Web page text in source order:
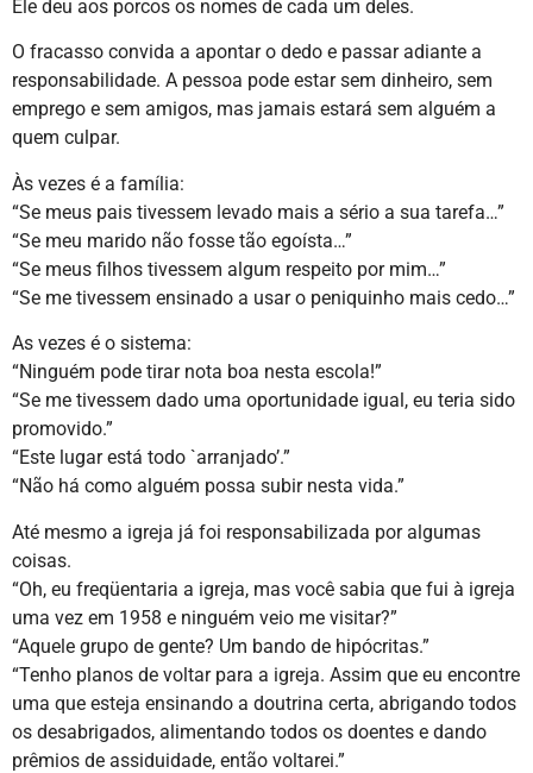
Ele deu aos porcos os nomes de cada um deles.
O fracasso convida a apontar o dedo e passar adiante a
responsabilidade. A pessoa pode estar sem dinheiro, sem
emprego e sem amigos, mas jamais estará sem alguém a
quem culpar.
Às vezes é a família:
“Se meus pais tivessem levado mais a sério a sua tarefa…”
“Se meu marido não fosse tão egoísta…”
“Se meus filhos tivessem algum respeito por mim…”
“Se me tivessem ensinado a usar o peniquinho mais cedo…”
As vezes é o sistema:
“Ninguém pode tirar nota boa nesta escola!”
“Se me tivessem dado uma oportunidade igual, eu teria sido
promovido.”
“Este lugar está todo `arranjado’.”
“Não há como alguém possa subir nesta vida.”
Até mesmo a igreja já foi responsabilizada por algumas
coisas.
“Oh, eu freqüentaria a igreja, mas você sabia que fui à igreja
uma vez em 1958 e ninguém veio me visitar?”
“Aquele grupo de gente? Um bando de hipócritas.”
“Tenho planos de voltar para a igreja. Assim que eu encontre
uma que esteja ensinando a doutrina certa, abrigando todos
os desabrigados, alimentando todos os doentes e dando
prêmios de assiduidade, então voltarei.”